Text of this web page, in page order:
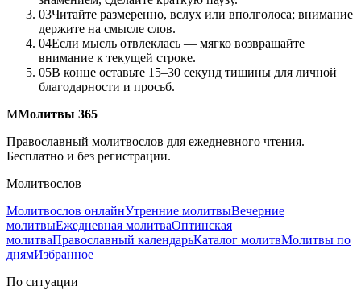
03Читайте размеренно, вслух или вполголоса; внимание
держите на смысле слов.
04Если мысль отвлеклась — мягко возвращайте
внимание к текущей строке.
05В конце оставьте 15–30 секунд тишины для личной
благодарности и просьб.
ММолитвы 365
Православный молитвослов для ежедневного чтения.
Бесплатно и без регистрации.
Молитвослов
Молитвослов онлайнУтренние молитвыВечерние
молитвыЕжедневная молитваОптинская
молитваПравославный календарьКаталог молитвМолитвы по
днямИзбранное
По ситуации